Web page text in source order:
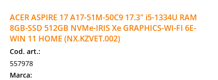
ACER ASPIRE 17 A17-51M-50C9 17.3" i5-1334U RAM
8GB-SSD 512GB NVMe-IRIS Xe GRAPHICS-WI-FI 6E-
WIN 11 HOME (NX.KZVET.002)
Cod. art.:
557978
Marca: